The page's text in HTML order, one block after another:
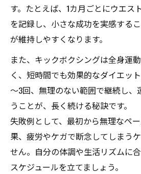
す。たとえば、1カ月ごとにウエス
を記録し、小さな成功を実感する
が維持しやすくなります。
また、キックボクシングは全身運
く、短時間でも効果的なダイエッ
～3回、無理のない範囲で継続し、
うことが、長く続ける秘訣です。
失敗例として、最初から無理なペ
果、疲労やケガで断念してしまう
せん。自分の体調や生活リズムに
スケジュールを立てましょう。